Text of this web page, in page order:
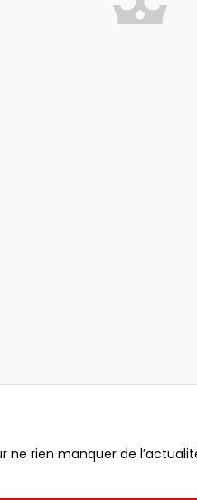
rien manquer de